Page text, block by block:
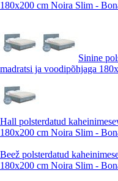
180x200 cm Noira Slim -
Sinine
madratsi ja voodipõhjaga
Hall polsterdatud
180x200 cm Noira Slim -
Beež polsterdatud
180x200 cm Noira Slim -